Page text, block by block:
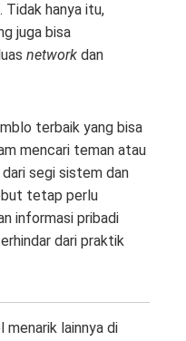
Tidak hanya itu,
juga bisa
network dan
terbaik yang bisa
mencari teman atau
dari segi sistem dan
tetap perlu
informasi pribadi
dari praktik
lainnya di